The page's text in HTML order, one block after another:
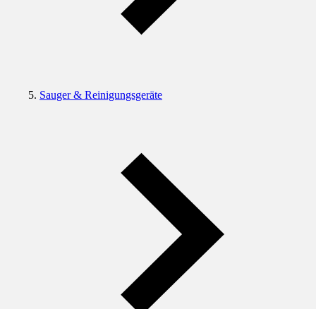
Sauger & Reinigungsgeräte